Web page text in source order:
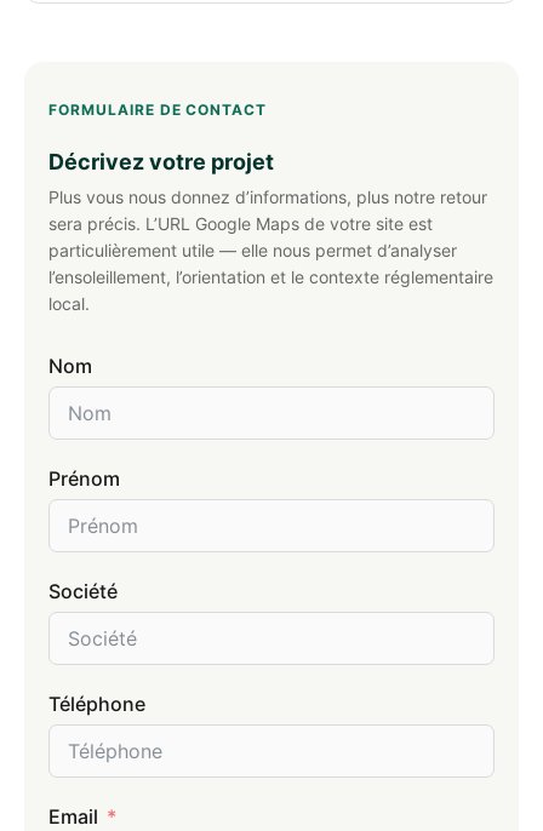
FORMULAIRE DE CONTACT
Décrivez votre projet
Plus vous nous donnez d’informations, plus notre retour
sera précis. L’URL Google Maps de votre site est
particulièrement utile — elle nous permet d’analyser
l’ensoleillement, l’orientation et le contexte réglementaire
local.
Nom
Prénom
Société
Téléphone
Email